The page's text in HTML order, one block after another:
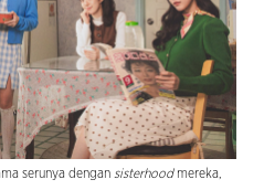
serunya dengan sisterhood mereka,